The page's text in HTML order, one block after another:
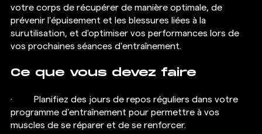
votre corps de récupérer de manière optimale, de
prévenir l'épuisement et les blessures liées à la
surutilisation, et d'optimiser vos performances lors de
vos prochaines séances d'entraînement.
Ce que vous devez faire
·  	Planifiez des jours de repos réguliers dans votre
programme d'entraînement pour permettre à vos
muscles de se réparer et de se renforcer.